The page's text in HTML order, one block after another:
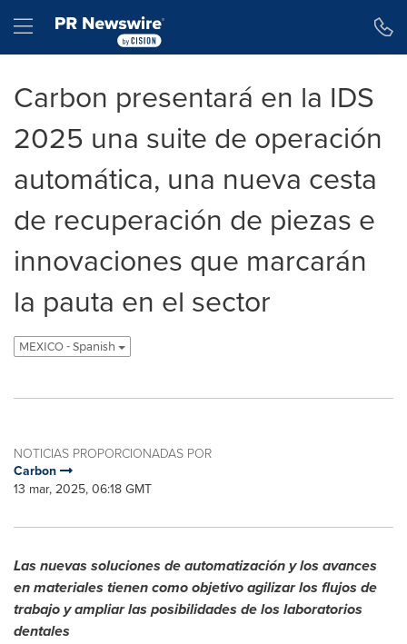
Hamburger menu
Carbon presentará en la IDS
2025 una suite de operación
automática, una nueva cesta
de recuperación de piezas e
innovaciones que marcarán
la pauta en el sector
MEXICO - Spanish
NOTICIAS PROPORCIONADAS POR
Carbon
13 mar, 2025, 06:18 GMT
Las nuevas soluciones de automatización y los avances
en materiales tienen como objetivo agilizar los flujos de
trabajo y ampliar las posibilidades de los laboratorios
dentales